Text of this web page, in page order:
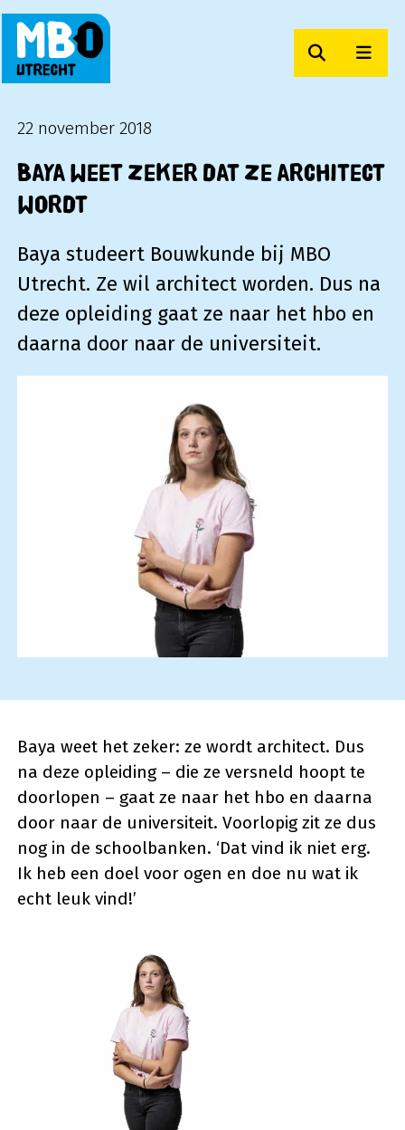
Zoeken
22 november 2018
Baya weet zeker dat ze architect
wordt
Baya studeert Bouwkunde bij MBO
Utrecht. Ze wil architect worden. Dus na
deze opleiding gaat ze naar het hbo en
daarna door naar de universiteit.
Baya weet het zeker: ze wordt architect. Dus
na deze opleiding – die ze versneld hoopt te
doorlopen – gaat ze naar het hbo en daarna
door naar de universiteit. Voorlopig zit ze dus
nog in de schoolbanken. ‘Dat vind ik niet erg.
Ik heb een doel voor ogen en doe nu wat ik
echt leuk vind!’